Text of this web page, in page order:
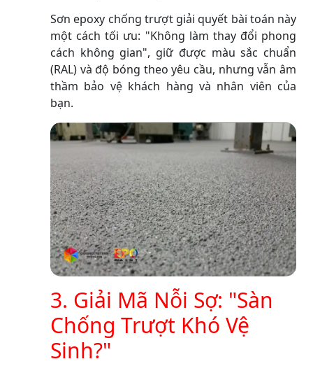
Sơn epoxy chống trượt giải quyết bài toán này
một cách tối ưu: "Không làm thay đổi phong
cách không gian", giữ được màu sắc chuẩn
(RAL) và độ bóng theo yêu cầu, nhưng vẫn âm
thầm bảo vệ khách hàng và nhân viên của
bạn.
3. Giải Mã Nỗi Sợ: "Sàn
Chống Trượt Khó Vệ
Sinh?"